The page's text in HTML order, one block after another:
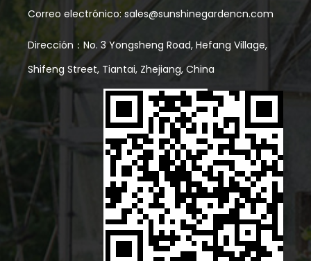
Correo electrónico:sales@sunshinegardencn.com
Dirección：No. 3 Yongsheng Road, Hefang Village,
Shifeng Street, Tiantai, Zhejiang, China